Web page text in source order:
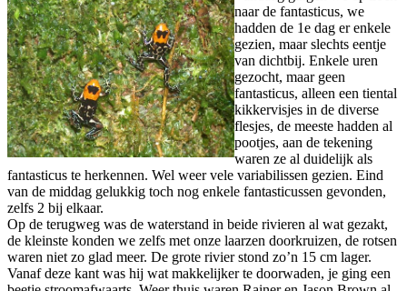
naar de fantasticus, we
hadden de 1e dag er enkele
gezien, maar slechts eentje
van dichtbij. Enkele uren
gezocht, maar geen
fantasticus, alleen een tiental
kikkervisjes in de diverse
flesjes, de meeste hadden al
pootjes, aan de tekening
waren ze al duidelijk als
fantasticus te herkennen. Wel weer vele variabilissen gezien. Eind
van de middag gelukkig toch nog enkele fantasticussen gevonden,
zelfs 2 bij elkaar.
Op de terugweg was de waterstand in beide rivieren al wat gezakt,
de kleinste konden we zelfs met onze laarzen doorkruizen, de rotsen
waren niet zo glad meer. De grote rivier stond zo’n 15 cm lager.
Vanaf deze kant was hij wat makkelijker te doorwaden, je ging een